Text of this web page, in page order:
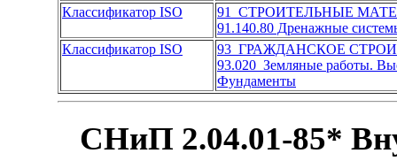
Классификатор ISO
91 СТРОИТЕЛЬНЫЕ
91.140.80 Дренажные
Классификатор ISO
93 ГРАЖДАНСКОЕ
93.020 Земляные работы.
Фундаменты
СНиП 2.04.01-85*